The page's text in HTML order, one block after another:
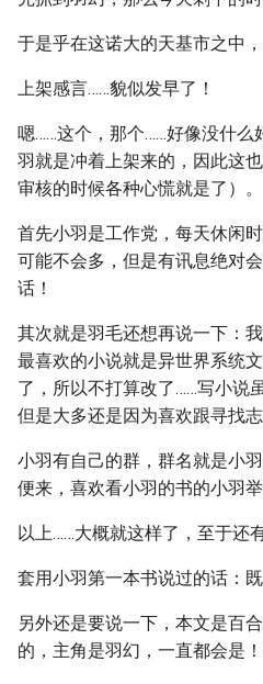
于是乎在这诺大的天基市之中
上架感言……貌似发早了！
嗯……这个，那个……好像没什么
羽就是冲着上架来的，因此这
审核的时候各种心慌就是了）。
首先小羽是工作党，每天休闲
可能不会多，但是有讯息绝对
话！
其次就是羽毛还想再说一下：
最喜欢的小说就是异世界系统
了，所以不打算改了……写小说
但是大多还是因为喜欢跟寻找志
小羽有自己的群，群名就是小
便来，喜欢看小羽的书的小羽举
以上……大概就这样了，至于还
套用小羽第一本书说过的话：
另外还是要说一下，本文是百
的，主角是羽幻，一直都会是！